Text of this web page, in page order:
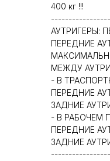
400 кг !!!
АУТРИГЕРЫ:
ПЕРЕДНИЕ
МЕЖДУ
- В
ПЕРЕДНИЕ
ЗАДНИЕ
- В РАБОЧЕМ
ПЕРЕДНИЕ
ЗАДНИЕ